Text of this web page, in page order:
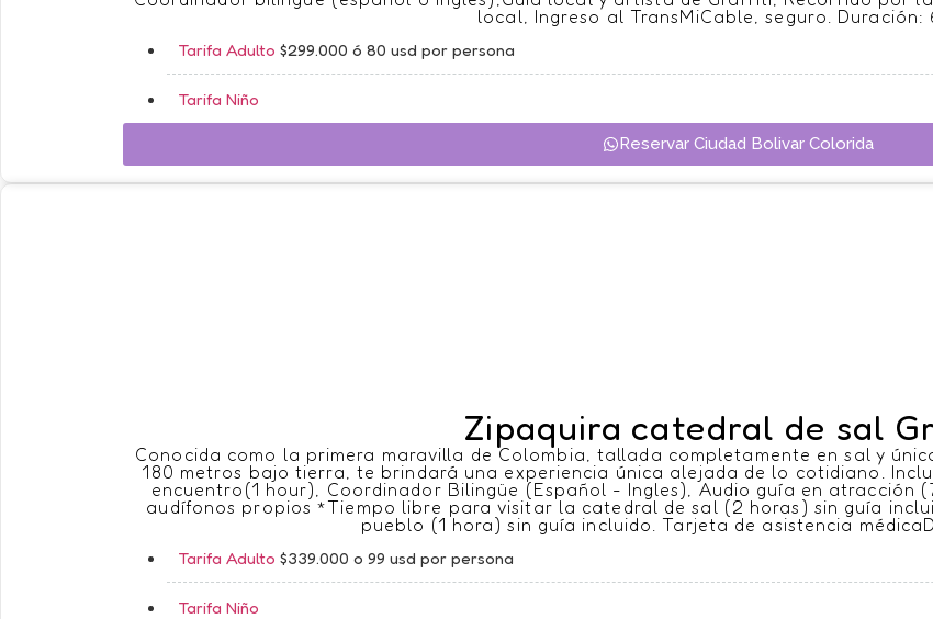
local, Ingreso al TransMiCable, seguro. Duración:
Tarifa Adulto $299.000 ó 80 usd por persona
Tarifa Niño
Reservar Ciudad Bolivar Colorida
Zipaquira catedral de sal
Conocida como la primera maravilla de Colombia, tallada completamente en sal y
180 metros bajo tierra, te brindará una experiencia única alejada de lo cotidiano.
encuentro(1 hour), Coordinador Bilingüe (Español - Ingles), Audio guía en atracción
audífonos propios *Tiempo libre para visitar la catedral de sal (2 horas) sin guía
pueblo (1 hora) sin guía incluido. Tarjeta de asistencia
Tarifa Adulto $339.000 o 99 usd por persona
Tarifa Niño